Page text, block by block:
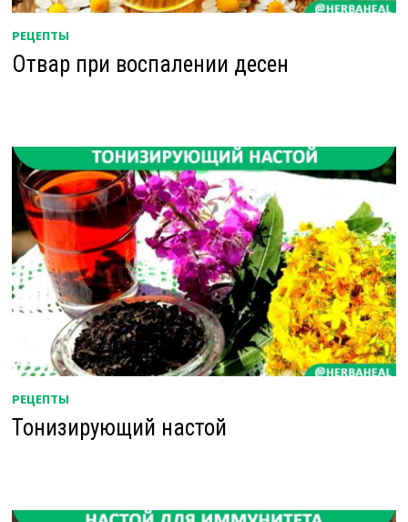
РЕЦЕПТЫ
Отвар при воспалении десен
РЕЦЕПТЫ
Тонизирующий настой